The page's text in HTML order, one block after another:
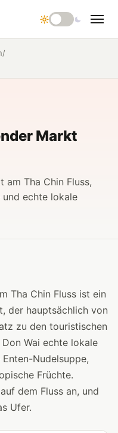
/
Markt
am Tha Chin Fluss,
echte lokale
Tha Chin Fluss ist ein
der hauptsächlich von
zu den touristischen
Wai echte lokale
Nudelsuppe,
Früchte.
dem Fluss an, und
Ufer.